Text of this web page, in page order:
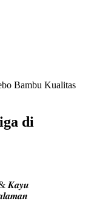
Bambu Kualitas
di
𝑲𝒂𝒚𝒖